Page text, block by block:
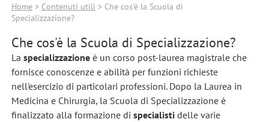
Home> Contenuti utili > Che cos'è la Scuola di
Specializzazione?
Che cos'è la Scuola di Specializzazione?
La specializzazione è un corso post-laurea magistrale che
fornisce conoscenze e abilità per funzioni richieste
nell'esercizio di particolari professioni. Dopo la Laurea in
Medicina e Chirurgia, la Scuola di Specializzazione è
finalizzato alla formazione di specialisti delle varie